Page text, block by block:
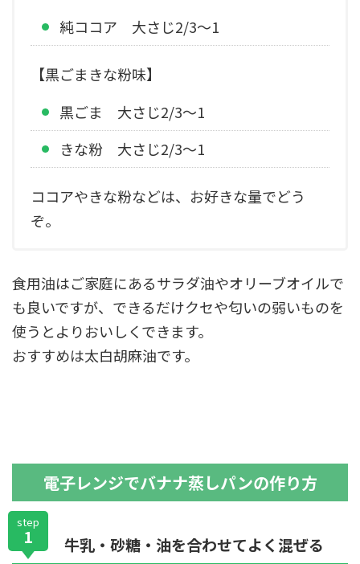
純ココア 大さじ2/3〜1
【黒ごまきな粉味】
黒ごま 大さじ2/3〜1
きな粉 大さじ2/3〜1
ココアやきな粉などは、お好きな量でどう
ぞ。
食用油はご家庭にあるサラダ油やオリーブオイルで
も良いですが、できるだけクセや匂いの弱いものを
使うとよりおいしくできます。
おすすめは太白胡麻油です。
電子レンジでバナナ蒸しパンの作り方
step
1 牛乳・砂糖・油を合わせてよく混ぜる